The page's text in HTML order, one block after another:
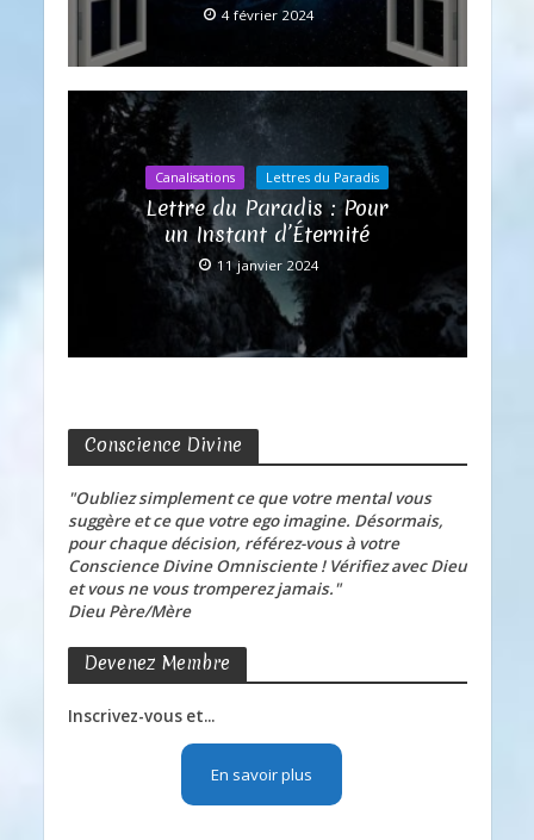
4 février 2024
Canalisations Lettres du Paradis
Lettre du Paradis : Pour
un Instant d’Éternité
11 janvier 2024
Conscience Divine
"Oubliez simplement ce que votre mental vous
suggère et ce que votre ego imagine. Désormais,
pour chaque décision, référez-vous à votre
Conscience Divine Omnisciente ! Vérifiez avec Dieu
et vous ne vous tromperez jamais."
Dieu Père/Mère
Devenez Membre
Inscrivez-vous et...
En savoir plus